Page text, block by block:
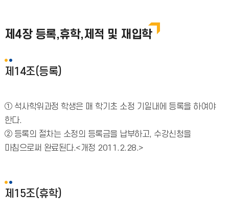
제4장 등록,휴학,제적 및 재입학
제14조(등록)
① 석사학위과정 학생은 매 학기초 소정 기일내에 등록을 하여야
한다.
② 등록의 절차는 소정의 등록금을 납부하고, 수강신청을
마침으로써 완료된다.<개정 2011.2.28.>
제15조(휴학)